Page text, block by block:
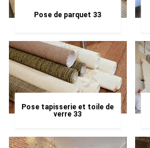
Pose de parquet 33
Pose tapisserie et toile de
verre 33